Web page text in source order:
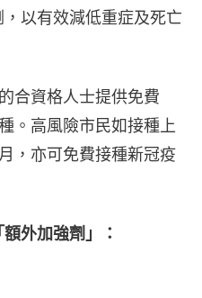
以有效減低重症及死亡
合資格人士提供免費
。高風險市民如接種上
，亦可免費接種新冠疫
外加強劑」：